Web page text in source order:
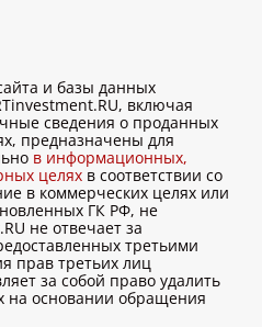
и базы данных
включая
сведения о проданных
предназначены для
в информационных,
целях в соответствии со
в коммерческих целях или
ГК РФ, не
не отвечает за
третьими
прав третьих лиц
за собой право удалить
на основании обращения